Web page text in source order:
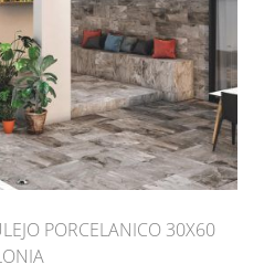
PORCELANICO 30X60